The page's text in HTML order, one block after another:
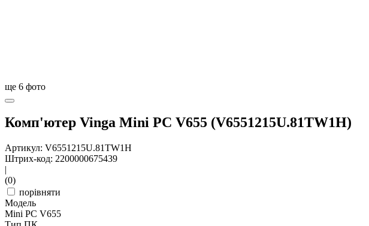
ще 6 фото
Комп'ютер Vinga Mini PC V655 (V6551215U.81TW1H)
Артикул: V6551215U.81TW1H
Штрих-код: 2200000675439
|
(0)
порівняти
Модель
Mini PC V655